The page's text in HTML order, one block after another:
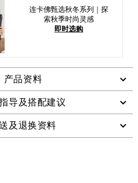
连卡佛甄选秋冬系列｜探
索秋季时尚灵感
即时选购
产品资料
导及搭配建议
及退换资料